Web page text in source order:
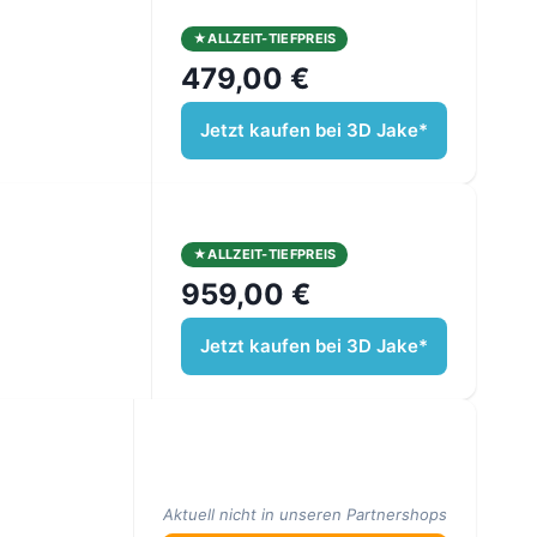
ALLZEIT-TIEFPREIS
479,00 €
Jetzt kaufen bei 3D Jake*
ALLZEIT-TIEFPREIS
959,00 €
Jetzt kaufen bei 3D Jake*
Aktuell nicht in unseren Partnershops